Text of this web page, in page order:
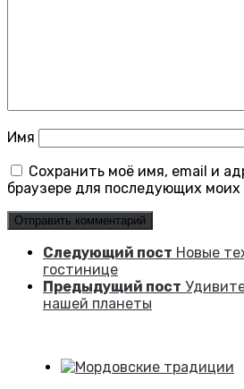
Имя
Сохранить моё имя, email и
браузере для последующих
Следующий пост Новые
гостинице
Предыдущий пост
нашей планеты